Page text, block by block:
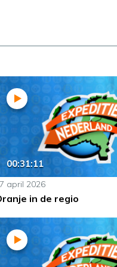
00:31:11
april 2026
in de regio